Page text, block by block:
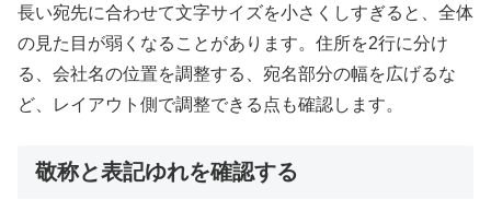
長い宛先に合わせて文字サイズを小さくしすぎると、全体
の見た目が弱くなることがあります。住所を2行に分け
る、会社名の位置を調整する、宛名部分の幅を広げるな
ど、レイアウト側で調整できる点も確認します。
敬称と表記ゆれを確認する